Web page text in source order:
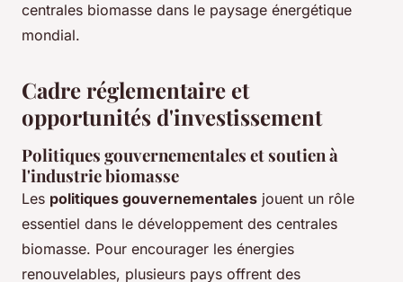
centrales biomasse dans le paysage énergétique
mondial.
Cadre réglementaire et
opportunités d'investissement
Politiques gouvernementales et soutien à
l'industrie biomasse
Les politiques gouvernementales jouent un rôle
essentiel dans le développement des centrales
biomasse. Pour encourager les énergies
renouvelables, plusieurs pays offrent des